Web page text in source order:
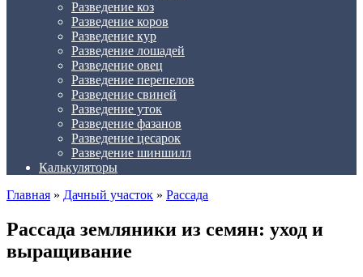
Разведение коз
Разведение коров
Разведение кур
Разведение лошадей
Разведение овец
Разведение перепелов
Разведение свиней
Разведение уток
Разведение фазанов
Разведение цесарок
Разведение шиншилл
Калькуляторы
Главная » Дачный участок » Рассада
Рассада земляники из семян: уход и
выращивание